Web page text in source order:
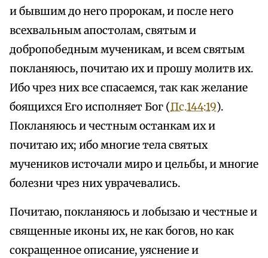
и бывшим до него пророкам, и после него
всехвальным апостолам, святым и
добропобедным мученикам, и всем святым
покланяюсь, почитаю их и прошу молитв их.
Ибо чрез них все спасаемся, так как желание
боящихся Его исполняет Бог (Пс.144:19).
Покланяюсь и честным останкам их и
почитаю их; ибо многие тела святых
мучеников источали миро и цельбы, и многие
болезни чрез них уврачевались.
Почитаю, покланяюсь и лобызаю и честные и
священные иконы их, не как богов, но как
сокращенное описание, уяснение и